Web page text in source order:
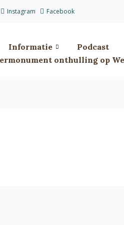
Instagram Facebook
Informatie
Podcast
onthulling op